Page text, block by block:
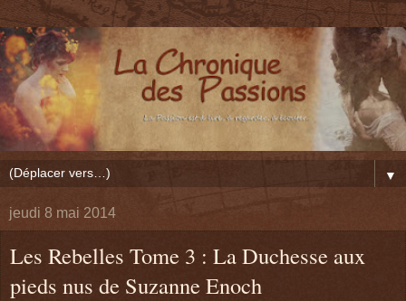
▼
jeudi 8 mai 2014
Les Rebelles Tome 3 : La Duchesse aux
pieds nus de Suzanne Enoch